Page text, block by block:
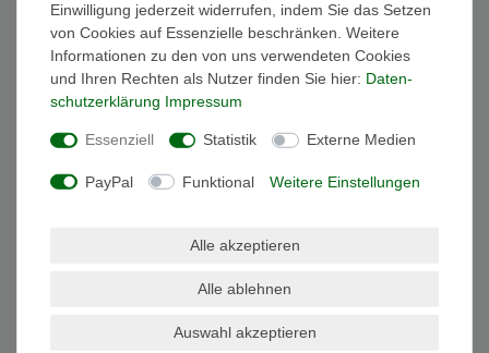
Einwilligung jederzeit widerrufen, indem Sie das Setzen
von Cookies auf Essenzielle beschränken. Weitere
Informationen zu den von uns verwendeten Cookies
und Ihren Rechten als Nutzer finden Sie hier: Daten­
schutz­erklärung Impressum
Essenziell Statistik Externe Medien
PayPal Funktional Weitere Einstellungen
Alle akzeptieren
Alle ablehnen
Auswahl akzeptieren